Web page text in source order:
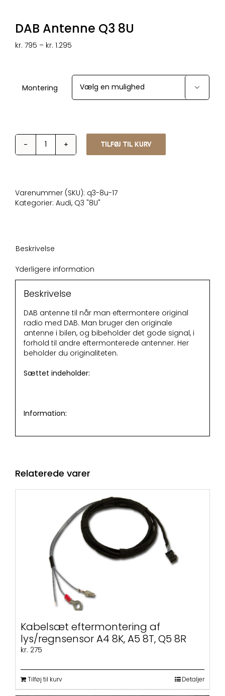
DAB Antenne Q3 8U
kr. 795 – kr. 1.295
kr. 1.295
Montering

DAB
antal
TILFØJ TIL KURV
Varenummer (SKU): q3-8u-17
Kategorier: Audi, Q3 "8U"
Beskrivelse
Yderligere information
Beskrivelse
DAB antenne til når man eftermontere original
radio med DAB. Man bruger den originale
antenne i bilen, og bibeholder det gode signal, i
forhold til andre eftermonterede antenner. Her
beholder du originaliteten.
Sættet indeholder:
Information:
Relaterede varer
Kabelsæt eftermontering af
lys/regnsensor A4 8K, A5 8T, Q5 8R
kr. 275
Tilføj til kurv Detaljer